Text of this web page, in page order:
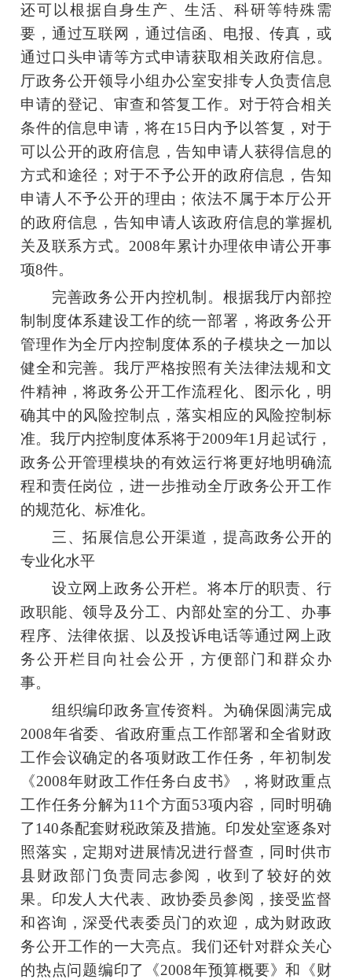
还可以根据自身生产、生活、科研等特殊需
要，通过互联网，通过信函、电报、传真，或
通过口头申请等方式申请获取相关政府信息。
厅政务公开领导小组办公室安排专人负责信息
申请的登记、审查和答复工作。对于符合相关
条件的信息申请，将在15日内予以答复，对于
可以公开的政府信息，告知申请人获得信息的
方式和途径；对于不予公开的政府信息，告知
申请人不予公开的理由；依法不属于本厅公开
的政府信息，告知申请人该政府信息的掌握机
关及联系方式。2008年累计办理依申请公开事
项8件。
完善政务公开内控机制。根据我厅内部控
制制度体系建设工作的统一部署，将政务公开
管理作为全厅内控制度体系的子模块之一加以
健全和完善。我厅严格按照有关法律法规和文
件精神，将政务公开工作流程化、图示化，明
确其中的风险控制点，落实相应的风险控制标
准。我厅内控制度体系将于2009年1月起试行，
政务公开管理模块的有效运行将更好地明确流
程和责任岗位，进一步推动全厅政务公开工作
的规范化、标准化。
三、拓展信息公开渠道，提高政务公开的
专业化水平
设立网上政务公开栏。将本厅的职责、行
政职能、领导及分工、内部处室的分工、办事
程序、法律依据、以及投诉电话等通过网上政
务公开栏目向社会公开，方便部门和群众办
事。
组织编印政务宣传资料。为确保圆满完成
2008年省委、省政府重点工作部署和全省财政
工作会议确定的各项财政工作任务，年初制发
《2008年财政工作任务白皮书》，将财政重点
工作任务分解为11个方面53项内容，同时明确
了140条配套财税政策及措施。印发处室逐条对
照落实，定期对进展情况进行督查，同时供市
县财政部门负责同志参阅，收到了较好的效
果。印发人大代表、政协委员参阅，接受监督
和咨询，深受代表委员门的欢迎，成为财政政
务公开工作的一大亮点。我们还针对群众关心
的热点问题编印了《2008年预算概要》和《财